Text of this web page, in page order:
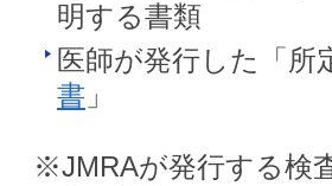
明する書類
医師が発行した「所
書 」
※JMRAが発行する検